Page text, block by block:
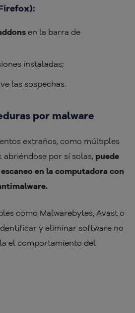
en la barra de
instaladas;
las sospechas.
por malware
extraños, como múltiples
abriéndose por sí solas, puede
en la computadora con
como Malwarebytes, Avast o
y eliminar software no
el comportamiento del